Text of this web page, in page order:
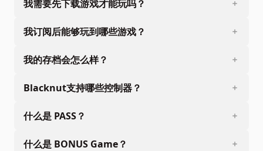
我需要先下载游戏才能玩吗？
我订阅后能够玩到哪些游戏？
我的存档会怎么样？
Blacknut支持哪些控制器？
什么是 PASS？
什么是 BONUS Game？